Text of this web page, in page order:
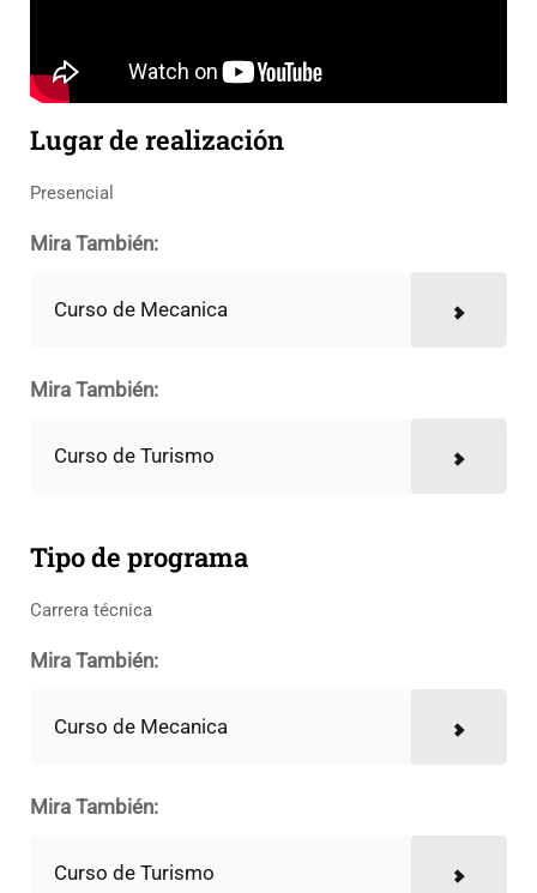
Lugar de realización
Presencial
Mira También:
Curso de Mecanica
Mira También:
Curso de Turismo
Tipo de programa
Carrera técnica
Mira También:
Curso de Mecanica
Mira También:
Curso de Turismo